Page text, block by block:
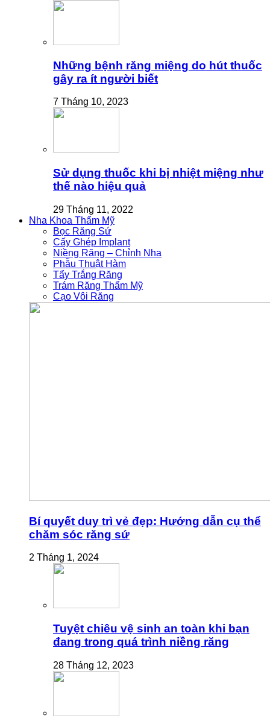
Những bệnh răng miệng do hút thuốc
gây ra ít người biết
7 Tháng 10, 2023
Sử dụng thuốc khi bị nhiệt miệng như
thế nào hiệu quả
29 Tháng 11, 2022
Nha Khoa Thẩm Mỹ
Bọc Răng Sứ
Cấy Ghép Implant
Niềng Răng – Chỉnh Nha
Phẫu Thuật Hàm
Tẩy Trắng Răng
Trám Răng Thẩm Mỹ
Cạo Vôi Răng
Bí quyết duy trì vẻ đẹp: Hướng dẫn cụ thể
chăm sóc răng sứ
2 Tháng 1, 2024
Tuyệt chiêu vệ sinh an toàn khi bạn
đang trong quá trình niềng răng
28 Tháng 12, 2023